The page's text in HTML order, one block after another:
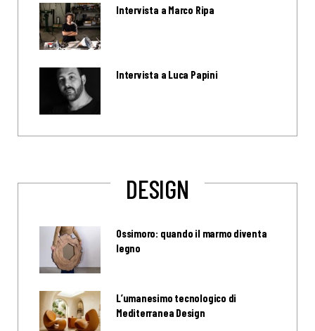
Intervista a Marco Ripa
Intervista a Luca Papini
DESIGN
Ossimoro: quando il marmo diventa
legno
L’umanesimo tecnologico di
Mediterranea Design